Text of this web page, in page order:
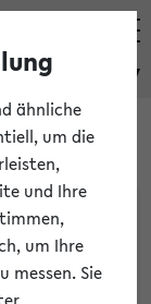
eKVV
ähnliche
um die
und Ihre
um Ihre
messen. Sie